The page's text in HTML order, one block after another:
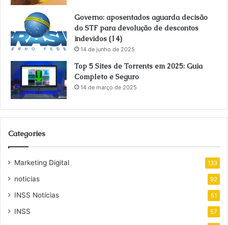
Governo: aposentados aguarda decisão
do STF para devolução de descontos
indevidos (14)
14 de junho de 2025
Top 5 Sites de Torrents em 2025: Guia
Completo e Seguro
14 de março de 2025
Categories
Marketing Digital 133
noticias 92
INSS Notícias 51
INSS 57